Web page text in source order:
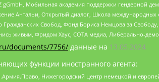
Мобильная академия поддержки гендерной
Антальи, Открытый диалог, Школа
Свобод, Фонд Бориса Немцова за
живым, Фридом Хаус, СОТА медиа, Либерально-
documents/7756/ данные на 13.05.2024
функции иностранного агента:
Нижегородский центр немецкой и